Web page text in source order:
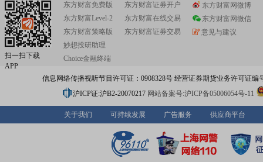
扫一扫下载
APP
东方财富免费版
东方财富Level-2
东方财富策略版
妙想投研助理
Choice金融终端
东方财富证券开户
东方财富在线交易
东方财富证券交易
东方财富网微博
东方财富网微信
意见与建议
信息网络传播视听节目许可证：0908328号 经营证券期货业务许可证编
沪ICP证:沪B2-20070217 网站备案号:沪ICP备05006054号-11
关于我们 可持续发展 广告服务 供应商平台